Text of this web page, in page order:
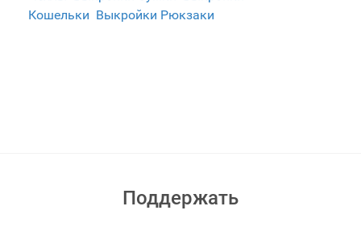
Кошельки Выкройки Рюкзаки
Поддержать